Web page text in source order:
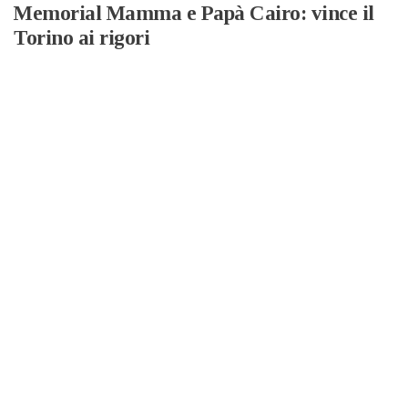
Memorial Mamma e Papà Cairo: vince il
Torino ai rigori